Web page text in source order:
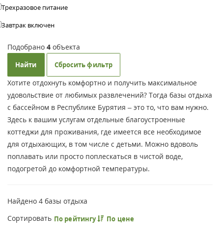
Трехразовое питание
Завтрак включен
Подобрано 4 объекта
Найти Сбросить фильтр
Хотите отдохнуть комфортно и получить максимальное
удовольствие от любимых развлечений? Тогда базы отдыха
с бассейном в Республике Бурятия – это то, что вам нужно.
Здесь к вашим услугам отдельные благоустроенные
коттеджи для проживания, где имеется все необходимое
для отдыхающих, в том числе с детьми. Можно вдоволь
поплавать или просто поплескаться в чистой воде,
подогретой до комфортной температуры.
Найдено 4 базы отдыха
Сортировать По рейтингу По цене